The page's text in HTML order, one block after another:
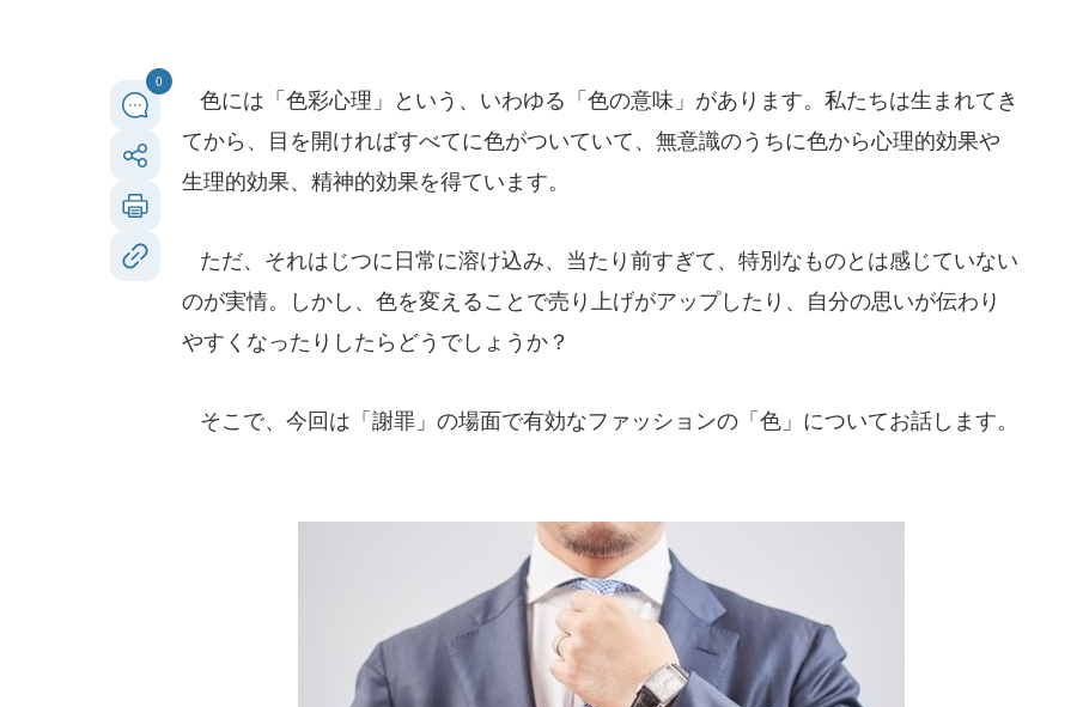
0
色には「色彩心理」という、いわゆる「色の意味」があります。私たちは生まれてき
てから、目を開ければすべてに色がついていて、無意識のうちに色から心理的効果や
生理的効果、精神的効果を得ています。
ただ、それはじつに日常に溶け込み、当たり前すぎて、特別なものとは感じていない
のが実情。しかし、色を変えることで売り上げがアップしたり、自分の思いが伝わり
やすくなったりしたらどうでしょうか？
そこで、今回は「謝罪」の場面で有効なファッションの「色」についてお話します。